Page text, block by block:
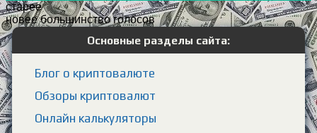
старее
новее большинство голосов
Основные разделы сайта:
Блог о криптовалюте
Обзоры криптовалют
Онлайн калькуляторы